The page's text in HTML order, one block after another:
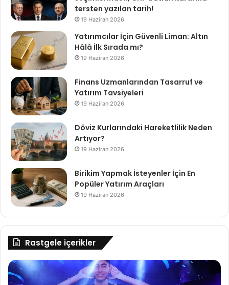
tersten yazılan tarih!
19 Haziran 2026
Yatırımcılar İçin Güvenli Liman: Altın
Hâlâ İlk Sırada mı?
19 Haziran 2026
Finans Uzmanlarından Tasarruf ve
Yatırım Tavsiyeleri
19 Haziran 2026
Döviz Kurlarındaki Hareketlilik Neden
Artıyor?
19 Haziran 2026
Birikim Yapmak İsteyenler İçin En
Popüler Yatırım Araçları
19 Haziran 2026
Rastgele içerikler
Türk
Telekom